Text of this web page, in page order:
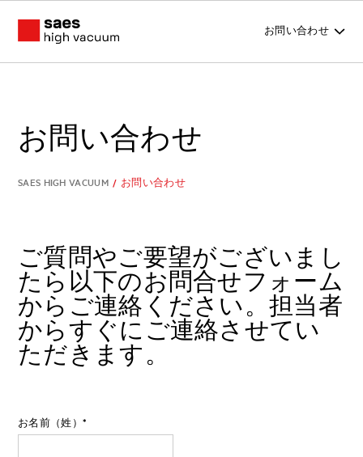
お問い合わせ
お問い合わせ
SAES HIGH VACUUM / お問い合わせ
ご質問やご要望がございまし
たら以下のお問合せフォーム
からご連絡ください。担当者
からすぐにご連絡させてい
ただきます。
お名前（姓） *